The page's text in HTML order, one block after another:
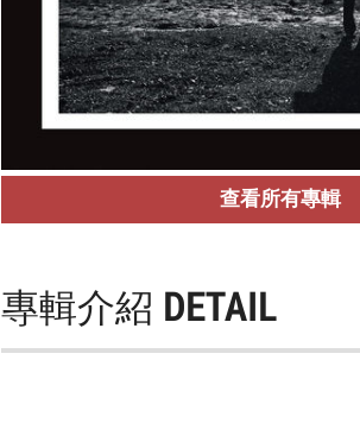
查看所有專輯
專輯介紹 DETAIL